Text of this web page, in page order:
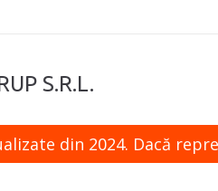
S.R.L.
din 2024. Dacă